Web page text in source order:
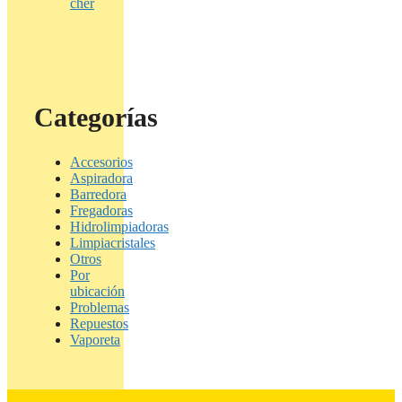
Categorías
Accesorios
Aspiradora
Barredora
Fregadoras
Hidrolimpiadoras
Limpiacristales
Otros
Por
ubicación
Problemas
Repuestos
Vaporeta